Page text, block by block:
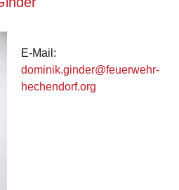
E-Mail:
dominik.ginder@feuerwehr-
hechendorf.org